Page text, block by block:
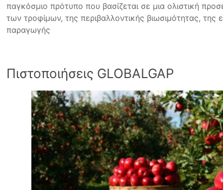
παγκόσμιο πρότυπο που βασίζεται σε μια ολιστική
των τροφίμων, της περιβαλλοντικής βιωσιμότητας,
παραγωγής
Πιστοποιήσεις GLOBALGAP